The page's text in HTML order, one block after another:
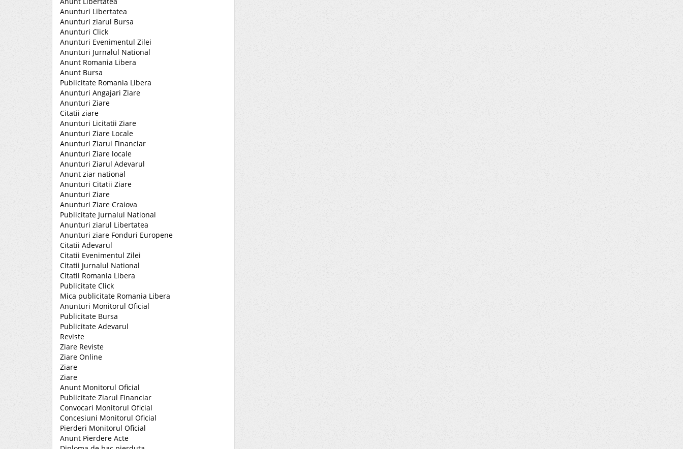
Anunturi Libertatea
Anunturi ziarul Bursa
Anunturi Click
Anunturi Evenimentul Zilei
Anunturi Jurnalul National
Anunt Romania Libera
Anunt Bursa
Publicitate Romania Libera
Anunturi Angajari Ziare
Anunturi Ziare
Citatii ziare
Anunturi Licitatii Ziare
Anunturi Ziare Locale
Anunturi Ziarul Financiar
Anunturi Ziare locale
Anunturi Ziarul Adevarul
Anunt ziar national
Anunturi Citatii Ziare
Anunturi Ziare
Anunturi Ziare Craiova
Publicitate Jurnalul National
Anunturi ziarul Libertatea
Anunturi ziare Fonduri Europene
Citatii Adevarul
Citatii Evenimentul Zilei
Citatii Jurnalul National
Citatii Romania Libera
Publicitate Click
Mica publicitate Romania Libera
Anunturi Monitorul Oficial
Publicitate Bursa
Publicitate Adevarul
Reviste
Ziare Reviste
Ziare Online
Ziare
Ziare
Anunt Monitorul Oficial
Publicitate Ziarul Financiar
Convocari Monitorul Oficial
Concesiuni Monitorul Oficial
Pierderi Monitorul Oficial
Anunt Pierdere Acte